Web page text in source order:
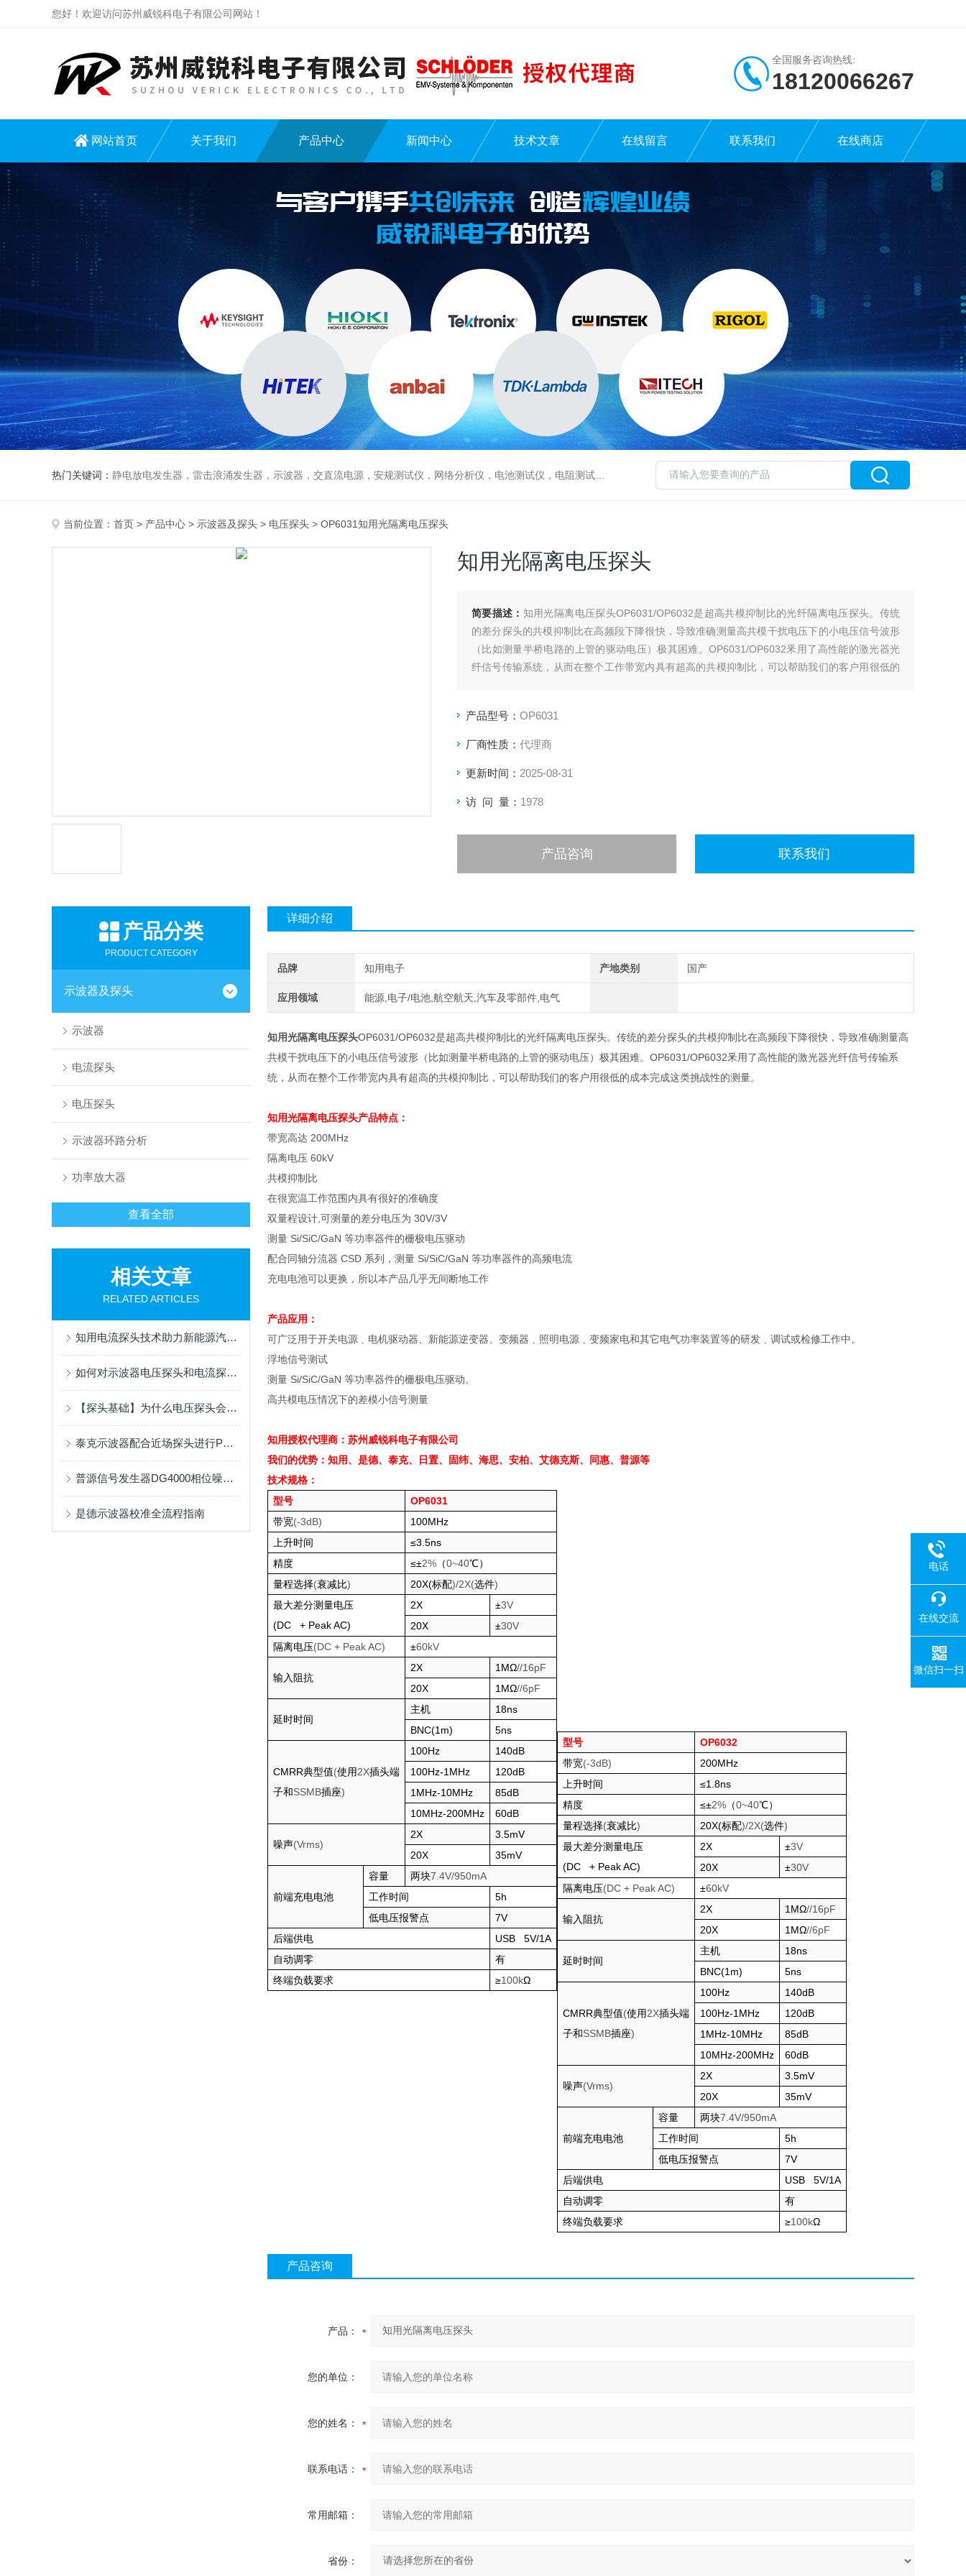
您好！欢迎访问苏州威锐科电子有限公司网站！
全国服务咨询热线:
18120066267
网站首页 关于我们 产品中心 新闻中心 技术文章 在线留言 联系我们 在线商店
热门关键词： 静电放电发生器，雷击浪涌发生器，示波器，交直流电源，安规测试仪，网络分析仪，电池测试仪，电阻测试仪，数据采集仪
当前位置： 首页 > 产品中心 > 示波器及探头 > 电压探头 > OP6031知用光隔离电压探头
知用光隔离电压探头
简要描述： 知用光隔离电压探头OP6031/OP6032是超高共模抑制比的光纤隔离电压探头。传统
的差分探头的共模抑制比在高频段下降很快，导致准确测量高共模干扰电压下的小电压信号波形
（比如测量半桥电路的上管的驱动电压）极其困难。OP6031/OP6032釆用了高性能的激光器光
纤信号传输系统，从而在整个工作带宽内具有超高的共模抑制比，可以帮助我们的客户用很低的
产品型号： OP6031
厂商性质： 代理商
更新时间： 2025-08-31
访 问 量： 1978
产品咨询 联系我们
产品分类
PRODUCT CATEGORY
示波器及探头
示波器
电流探头
电压探头
示波器环路分析
功率放大器
查看全部
相关文章
RELATED ARTICLES
知用电流探头技术助力新能源汽车行业发展
如何对示波器电压探头和电流探头进行偏移校正？
【探头基础】为什么电压探头会有降额曲线（Derating Curve）指标
泰克示波器配合近场探头进行PCB电磁干扰（EMI）定位
普源信号发生器DG4000相位噪声降低技巧
是德示波器校准全流程指南
详细介绍
品牌 知用电子 产地类别 国产
应用领域 能源,电子/电池,航空航天,汽车及零部件,电气
知用光隔离电压探头OP6031/OP6032是超高共模抑制比的光纤隔离电压探头。传统的差分探头的共模抑制比在高频段下降很快，导致准确测量高
共模干扰电压下的小电压信号波形（比如测量半桥电路的上管的驱动电压）极其困难。OP6031/OP6032釆用了高性能的激光器光纤信号传输系
统，从而在整个工作带宽内具有超高的共模抑制比，可以帮助我们的客户用很低的成本完成这类挑战性的测量。
知用光隔离电压探头产品特点：
带宽高达 200MHz
隔离电压 60kV
共模抑制比
在很宽温工作范围内具有很好的准确度
双量程设计 可测量的差分电压为 30V/3V
测量 Si/SiC/GaN 等功率器件的栅极电压驱动
配合同轴分流器 CSD 系列，测量 Si/SiC/GaN 等功率器件的高频电流
充电电池可以更换，所以本产品几乎无间断地工作
产品应用：
可广泛用于开关电源﹑电机驱动器、新能源逆变器、变频器﹑照明电源﹑变频家电和其它电气功率装置等的研发﹑调试或检修工作中。
浮地信号测试
测量 Si/SiC/GaN 等功率器件的栅极电压驱动。
高共模电压情况下的差模小信号测量
知用授权代理商：苏州威锐科电子有限公司
我们的优势：知用、是德、泰克、日置、固纬、海思、安柏、艾德克斯、同惠、普源等
技术规格：
型号
OP6031
带宽(-3dB)
100MHz
上升时间
≤3.5ns
精度
≤±2% （0~40℃）
量程选择(衰减比) 20X(标配)/2X(选件)
最大差分测量电压
(DC + Peak AC)
2X ±3V
20X
±30V
隔离电压(DC + Peak AC) ±60kV
输入阻抗
2X 1MΩ//16pF
20X
1MΩ//6pF
延时时间
主机
18ns
BNC(1m)
5ns
CMRR典型值(使用2X插头端
子和SSMB插座)
100Hz
140dB
100Hz-1MHz
120dB
1MHz-10MHz
85dB
10MHz-200MHz
60dB
噪声(Vrms)
2X
3.5mV
20X
35mV
前端充电电池
容量 两块7.4V/950mA
工作时间
5h
低电压报警点
7V
后端供电
USB 5V/1A
自动调零
有
终端负载要求
≥100kΩ
型号
OP6032
带宽(-3dB)
200MHz
上升时间
≤1.8ns
精度
≤±2% （0~40℃）
量程选择(衰减比) 20X(标配)/2X(选件)
最大差分测量电压
(DC + Peak AC)
2X ±3V
20X
±30V
隔离电压(DC + Peak AC) ±60kV
输入阻抗
2X 1MΩ//16pF
20X
1MΩ//6pF
延时时间
主机
18ns
BNC(1m)
5ns
CMRR典型值(使用2X插头端
子和SSMB插座)
100Hz
140dB
100Hz-1MHz
120dB
1MHz-10MHz
85dB
10MHz-200MHz
60dB
噪声(Vrms)
2X
3.5mV
20X
35mV
前端充电电池
容量 两块7.4V/950mA
工作时间
5h
低电压报警点
7V
后端供电
USB 5V/1A
自动调零
有
终端负载要求
≥100kΩ
产品咨询
产品：
您的单位：
您的姓名：
联系电话：
常用邮箱：
省份：
电话
在线交流
微信扫一扫